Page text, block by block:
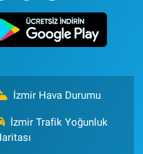
İzmir Hava Durumu
İzmir Trafik Yoğunluk